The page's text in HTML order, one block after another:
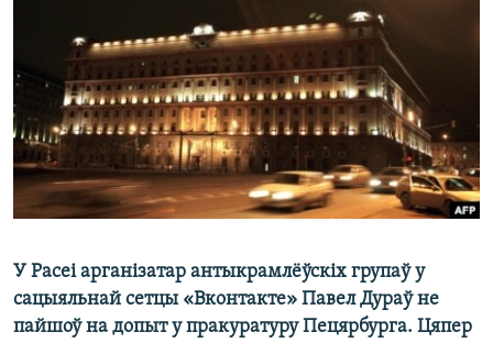
КАЛЯНДАР
НА ХВАЛЯХ СВАБОДЫ
У Расеі арганізатар антыкрамлёўскіх групаў у
сацыяльнай сетцы «Вконтакте» Павел Дураў не
пайшоў на допыт у пракуратуру Пецярбурга. Цяпер